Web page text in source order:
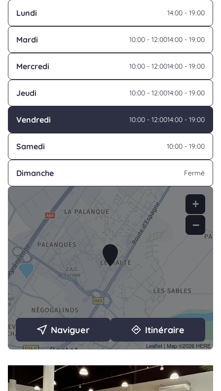
Lundi 14:00 - 19:00
Mardi 10:00 - 12:0014:00 - 19:00
Mercredi 10:00 - 12:0014:00 - 19:00
Jeudi 10:00 - 12:0014:00 - 19:00
Vendredi 10:00 - 12:0014:00 - 19:00
Samedi 10:00 - 19:00
Dimanche Fermé
+
−
Leaflet | Map ©2026 HERE
Naviguer Itinéraire